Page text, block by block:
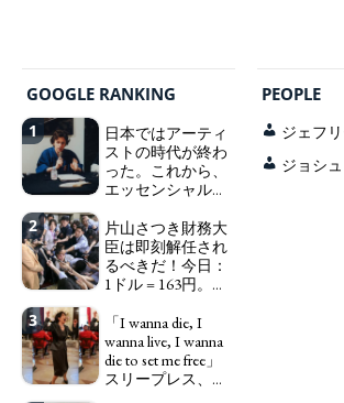
ART WORLD CULTURAL ESSAYS
POLITICS REVIEWS
GOOGLE RANKING
1
日本ではアーティ
ストの時代が終わ
った。これから、
エッセンシャルワ
ワーカー、ソーシ
ャルワーカーと同
じ、アートワーカ
ーになる。We have
word "artist" into the
word "Art Worker"
(similar to "Essential
Worker", "Sex Worker" or
2
片山さつき財務大
臣は即刻解任され
るべきだ！今日：
1ドル = 163円。に
自分の円を吸って
いる。高市早苗首
相「円安で外為特
会ホクホク」 為
3
「I wanna die, I
wanna live, I wanna
die to set me free」
スリープレス、セ
PEOPLE
ジェフ
ジョシ